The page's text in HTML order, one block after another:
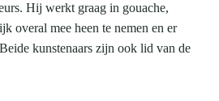
Hij werkt graag in gouache,
overal mee heen te nemen en er
kunstenaars zijn ook lid van de